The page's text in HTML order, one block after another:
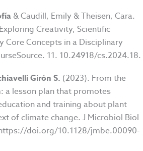
& Caudill, Emily & Theisen, Cara.
Creativity, Scientific
Core Concepts in a Disciplinary
11. 10.24918/cs.2024.18.
Girón S. (2023). From the
a lesson plan that promotes
and training about plant
of climate change. J Microbiol Biol
doi.org/10.1128/jmbe.00090-